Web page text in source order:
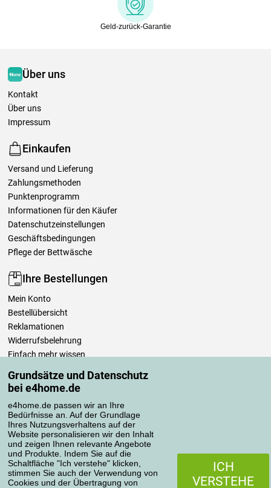
Grundsätze und Datenschutz
bei e4home.de
e4home.de passen wir an Ihre
Bedürfnisse an. Auf der Grundlage
Ihres Nutzungsverhaltens auf der
Website personalisieren wir den Inhalt
und zeigen Ihnen relevante Angebote
und Produkte. Indem Sie auf die
Schaltfläche "Ich verstehe" klicken,
stimmen Sie auch der Verwendung von
Cookies und der Übertragung von
ICH
VERSTEHE
Geld-zurück-Garantie
Über uns
Kontakt
Über uns
Impressum
Einkaufen
Versand und Lieferung
Zahlungsmethoden
Punktenprogramm
Informationen für den Käufer
Datenschutzeinstellungen
Geschäftsbedingungen
Pflege der Bettwäsche
Ihre Bestellungen
Mein Konto
Bestellübersicht
Reklamationen
Widerrufsbelehrung
Einfach mehr wissen
Transportarten
Zahlungsmethoden
Zuverlässiger Shop